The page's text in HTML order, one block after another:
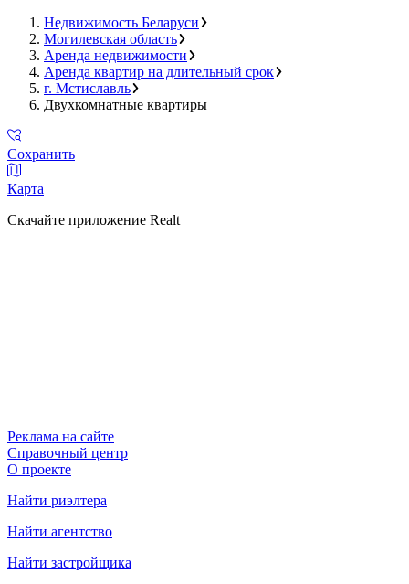
Недвижимость Беларуси
Могилевская область
Аренда недвижимости
Аренда квартир на длительный срок
г. Мстиславль
Двухкомнатные квартиры
Сохранить
Карта
Скачайте приложение Realt
Реклама на сайте
Справочный центр
О проекте
Найти риэлтера
Найти агентство
Найти застройщика